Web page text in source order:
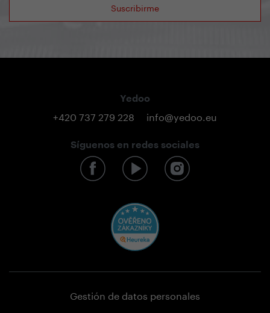
Suscribirme
Yedoo
+420 737 279 228 info@yedoo.eu
Síguenos en redes sociales
Gestión de datos personales